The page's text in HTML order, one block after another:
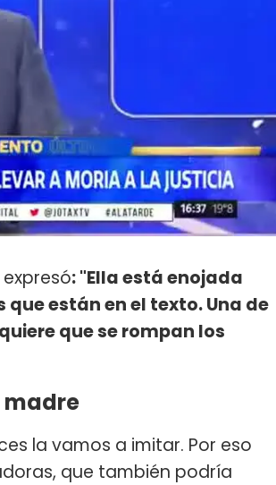
: "Ella está enojada
están en el texto. Una de
que se rompan los
madre
la vamos a imitar. Por eso
que también podría